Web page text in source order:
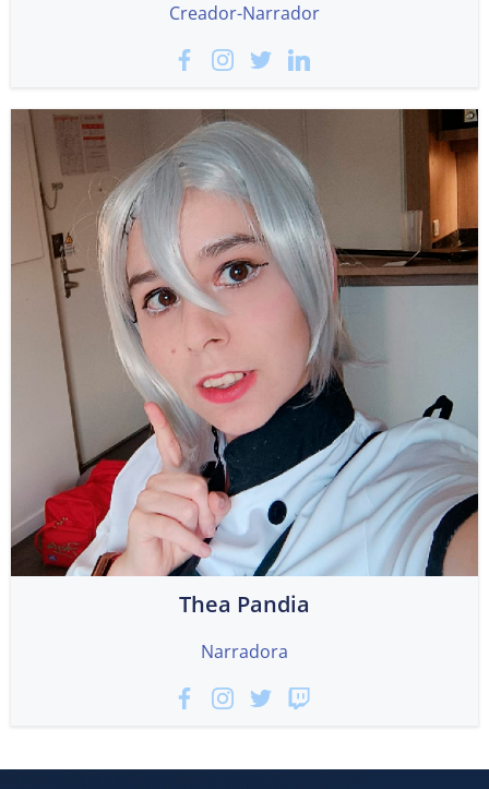
Creador-Narrador
Thea Pandia
Narradora